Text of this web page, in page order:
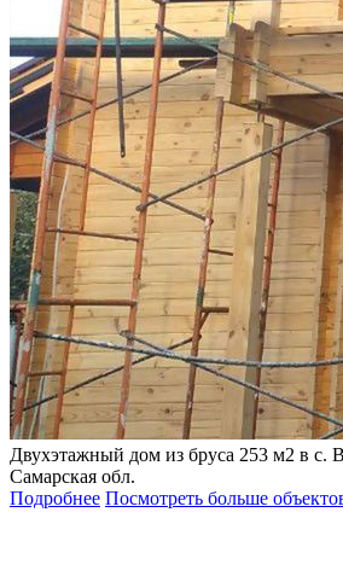
Двухэтажный дом из бруса 253 м2 в с.
Самарская обл.
Подробнее Посмотреть больше